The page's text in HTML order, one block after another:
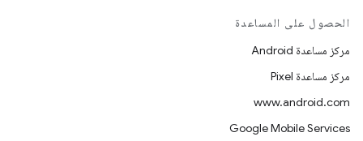
الحصول على المساعدة
مركز مساعدة Android
مركز مساعدة Pixel
www.android.com
Google Mobile Services